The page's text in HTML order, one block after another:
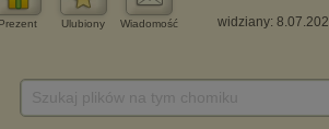
Prezent Ulubiony Wiadomość widziany: